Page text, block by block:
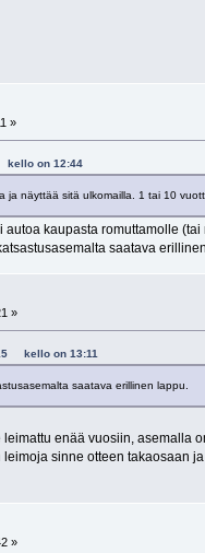
»
kello on 12:44
näyttää sitä ulkomailla. 1 tai 10
kaupasta romuttamolle (tai
saatava
»
kello on 13:11
saatava erillinen lappu.
enää vuosiin, asemalla
sinne otteen takaosaan
»